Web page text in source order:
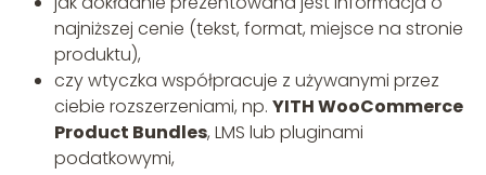
najniższej cenie (tekst, format, miejsce na stronie
produktu),
czy wtyczka współpracuje z używanymi przez
ciebie rozszerzeniami, np. YITH WooCommerce
Product Bundles, LMS lub pluginami
podatkowymi,